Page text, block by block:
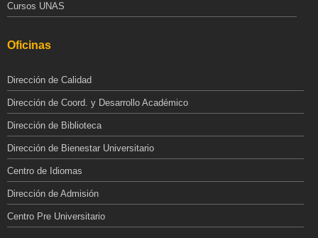
Cursos UNAS
Oficinas
Dirección de Calidad
Dirección de Coord. y Desarrollo Académico
Dirección de Biblioteca
Dirección de Bienestar Universitario
Centro de Idiomas
Dirección de Admisión
Centro Pre Universitario